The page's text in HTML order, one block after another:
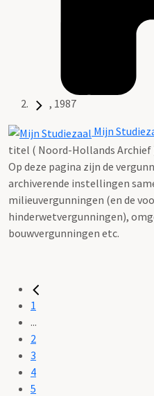
, 1987
Mijn
titel ( Noord-Hollands Archief
Op deze pagina zijn de
archiverende instellingen
milieuvergunningen (en de
hinderwetvergunningen),
bouwvergunningen etc.
1
...
2
3
4
5